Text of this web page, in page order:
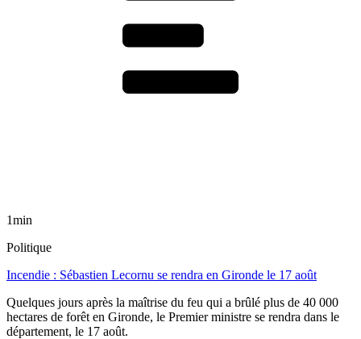
1min
Politique
Incendie : Sébastien Lecornu se rendra en Gironde le 17 août
Quelques jours après la maîtrise du feu qui a brûlé plus de 40 000
hectares de forêt en Gironde, le Premier ministre se rendra dans le
département, le 17 août.